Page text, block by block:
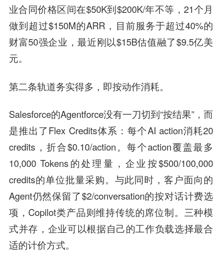
业合同价格区间在$50K到$200K/年不等，21个月
做到超过$150M的ARR，目前服务于超过40%的
财富50强企业，最近刚以$15B估值融了$9.5亿美
元。
第二条轨道务实得多，即按动作消耗。
Salesforce的Agentforce没有一刀切到“按结果”，而
是推出了Flex Credits体系：每个AI action消耗20
credits，折合$0.10/action。每个action覆盖最多
10,000 Tokens的处理量，企业按$500/100,000
credits的单位批量采购。与此同时，客户面向的
Agent仍然保留了$2/conversation的按对话计费选
项，Copilot类产品则维持传统的席位制。三种模
式并存，企业可以根据自己的工作负载选择最合
适的计价方式。